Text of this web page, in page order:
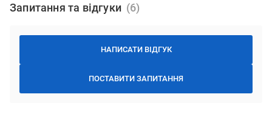
Запитання та відгуки
НАПИСАТИ ВІДГУК
ПОСТАВИТИ ЗАПИТАННЯ